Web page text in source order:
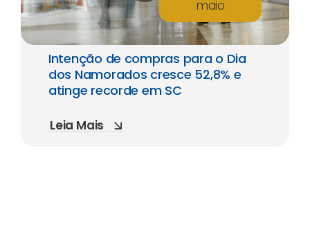
maio
Intenção de compras para o Dia
dos Namorados cresce 52,8% e
atinge recorde em SC
Leia Mais